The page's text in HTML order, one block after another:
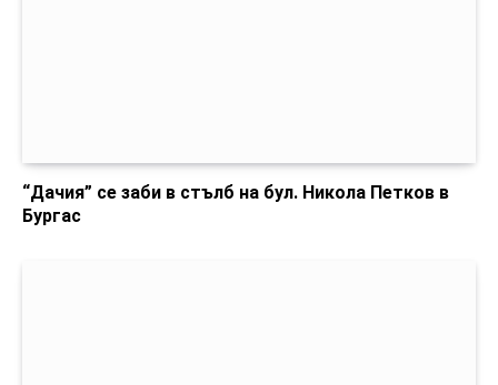
“Дачия” се заби в стълб на бул. Никола Петков в
Бургас